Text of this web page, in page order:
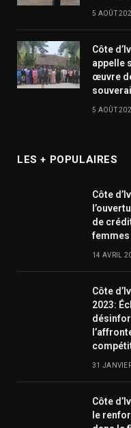
5 AOÛT
Côte
appelle
œuvre
5 AOÛT
LES + POPULAIRES
Côte
de
femmes
14 AVRIL
Côte
2023:
31
Côte
le